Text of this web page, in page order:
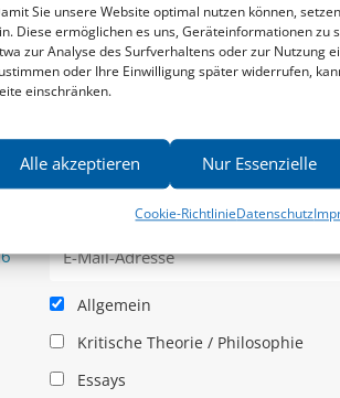
Sie unsere Website optimal nutzen können,
Diese ermöglichen es uns, Geräteinformationen zu
zur Analyse des Surfverhaltens oder zur Nutzung
oder Ihre Einwilligung später widerrufen,
einschränken.
Alle akzeptieren Nur Essenzielle
Cookie-RichtlinieDatenschutz
–
Newsletter
News zu aktuellen Neuheiten und
Klampen! Verlag – jederzeit wieder
Allgemein
Kritische Theorie / Philosophie
Essays